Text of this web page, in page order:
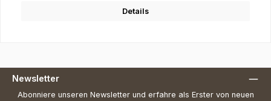
Details
Newsletter
Abonniere unseren Newsletter und erfahre als Erster von neuen